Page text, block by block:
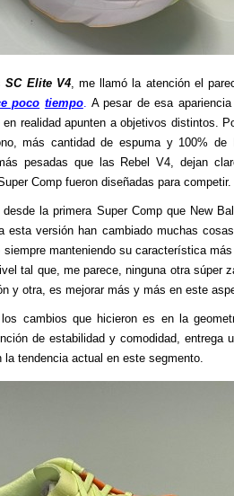
SC Elite V4, me llamó la atención el
poco tiempo. A pesar de esa
realidad apunten a objetivos distintos.
más cantidad de espuma y 100% de
pesadas que las Rebel V4, dejan
Comp fueron diseñadas para competir.
la primera Super Comp que New
esta versión han cambiado muchas
manteniendo su característica
tal que, me parece, ninguna otra súper
y otra, es mejorar más y más en este
cambios que hicieron es en la
de estabilidad y comodidad, entrega
tendencia actual en este segmento.